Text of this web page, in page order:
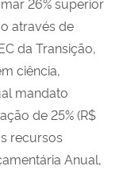
através de
da Transição,
ciência,
mandato
de 25% (R$
recursos
Anual,